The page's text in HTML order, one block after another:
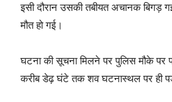
इसी दौरान उसकी तबीयत अचानक
मौत हो गई।
घटना की सूचना मिलने पर पुलिस मौके पर
करीब डेढ़ घंटे तक शव घटनास्थल पर ही